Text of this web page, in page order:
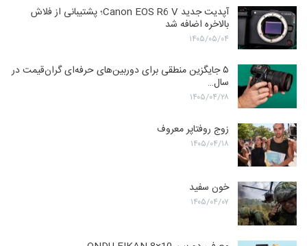
آپدیت جدید Canon EOS R6 V؛ پشتیبانی از فلاش
بالاخره اضافه شد
۱۴۰۵/۰۵/۰۴
۵ جایگزین منطقی برای دوربین‌های حرفه‌ای گران‌قیمت در
سال…
۱۴۰۵/۰۴/۲۸
زوج روفتاپر معروف
۱۴۰۵/۰۴/۱۸
خون سفید
۱۴۰۵/۰۴/۰۷